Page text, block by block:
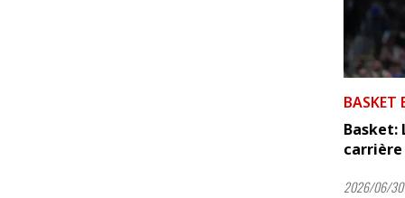
BASKET
Basket:
2026/06/30